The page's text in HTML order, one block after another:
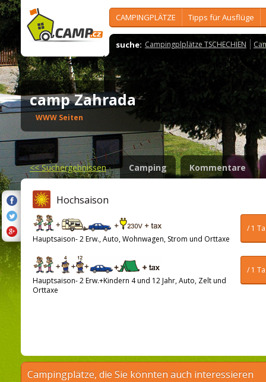
CAMPINGPLÄTZE Tipps für Ausflüge
suche: Campingplplätze TSCHECHIEN
camp Zahrada
WWW Seiten
<<Suchergebnissen Camping Kommentare
Hochsaison
/ 1
Hauptsaison- 2 Erw., Auto, Wohnwagen, Strom und Orttaxe
/ 1
Hauptsaison- 2 Erw.+Kindern 4 und 12 Jahr, Auto, Zelt und
Orttaxe
Campingplätze, die Sie könnten auch interessieren